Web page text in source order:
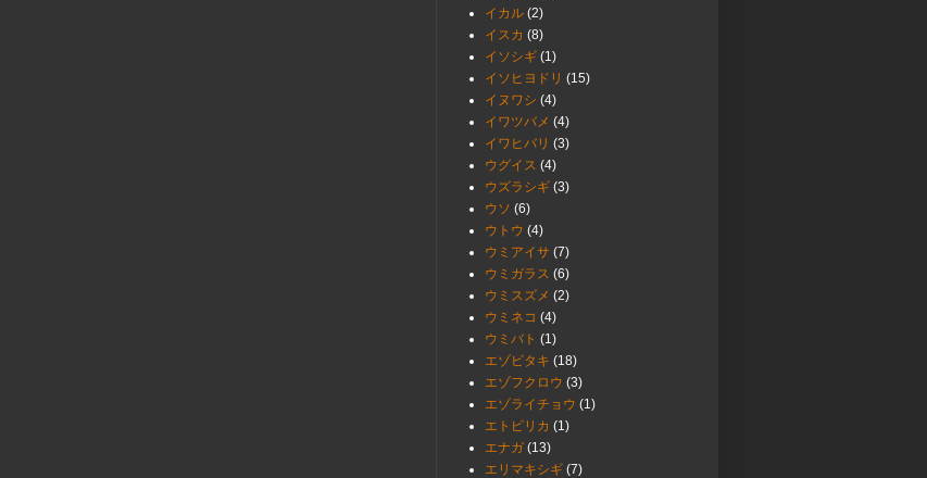
イカル (2)
イスカ (8)
イソシギ (1)
イソヒヨドリ (15)
イヌワシ (4)
イワツバメ (4)
イワヒバリ (3)
ウグイス (4)
ウズラシギ (3)
ウソ (6)
ウトウ (4)
ウミアイサ (7)
ウミガラス (6)
ウミスズメ (2)
ウミネコ (4)
ウミバト (1)
エゾビタキ (18)
エゾフクロウ (3)
エゾライチョウ (1)
エトピリカ (1)
エナガ (13)
エリマキシギ (7)